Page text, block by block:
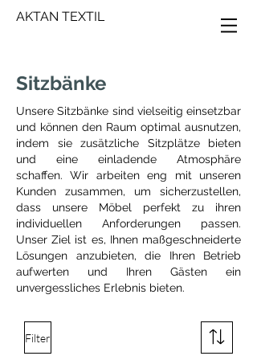
AKTAN TEXTIL
Sitzbänke
Unsere Sitzbänke sind vielseitig einsetzbar
und können den Raum optimal ausnutzen,
indem sie zusätzliche Sitzplätze bieten
und eine einladende Atmosphäre
schaffen. Wir arbeiten eng mit unseren
Kunden zusammen, um sicherzustellen,
dass unsere Möbel perfekt zu ihren
individuellen Anforderungen passen.
Unser Ziel ist es, Ihnen maßgeschneiderte
Lösungen anzubieten, die Ihren Betrieb
aufwerten und Ihren Gästen ein
unvergessliches Erlebnis bieten.
Filter